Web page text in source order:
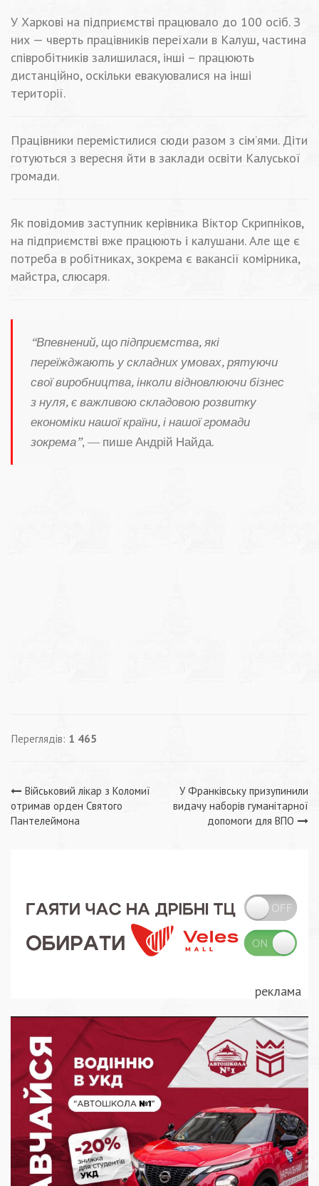
У Харкові на підприємстві працювало до 100 осіб. З
них — чверть працівників переїхали в Калуш, частина
співробітників залишилася, інші – працюють
дистанційно, оскільки евакуювалися на інші
території.
Працівники перемістилися сюди разом з сім’ями. Діти
готуються з вересня йти в заклади освіти Калуської
громади.
Як повідомив заступник керівника Віктор Скрипніков,
на підприємстві вже працюють і калушани. Але ще є
потреба в робітниках, зокрема є вакансії комірника,
майстра, слюсаря.
“Впевнений, що підприємства, які
переїжджають у складних умовах, рятуючи
свої виробництва, інколи відновлюючи бізнес
з нуля, є важливою складовою розвитку
економіки нашої країни, і нашої громади
зокрема”, — пише Андрій Найда.
Переглядів: 1 465
Навігація
записів
Військовий лікар з Коломиї
отримав орден Святого
Пантелеймона
У Франківську призупинили
видачу наборів гуманітарної
допомоги для ВПО